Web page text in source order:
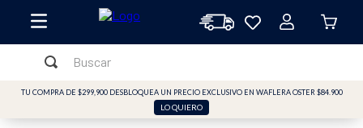
Buscar
TU COMPRA DE $299,900 DESBLOQUEA UN PRECIO EXCLUSIVO EN WAFLERA OSTER $84.900
LO QUIERO
TÉRMINOS MÁS BUSCADOS